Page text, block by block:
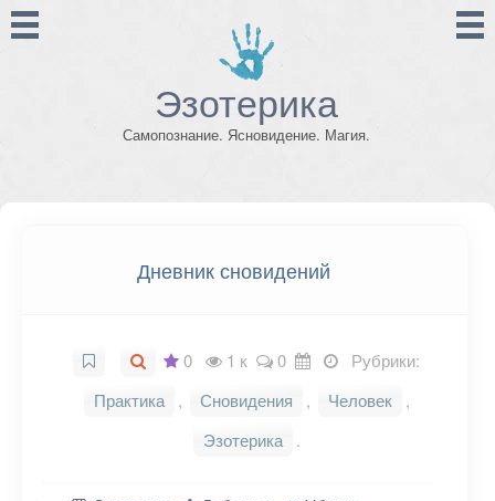
Эзотерика
Самопознание. Ясновидение. Магия.
Дневник сновидений
0 1 к 0
Рубрики:
Практика
, Сновидения , Человек
,
Эзотерика
.